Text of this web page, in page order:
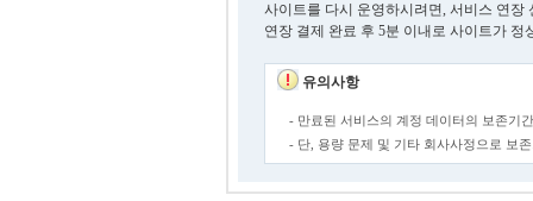
사이트를 다시 운영하시려면, 서비스 연장
연장 결제 완료 후 5분 이내로 사이트가 정
유의사항
- 만료된 서비스의 계정 데이터의 보존기
- 단, 용량 문제 및 기타 회사사정으로 보